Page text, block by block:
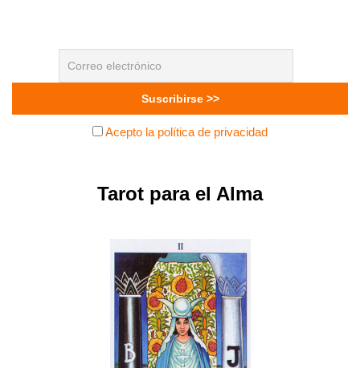
Acepto la política de privacidad
Tarot para el Alma